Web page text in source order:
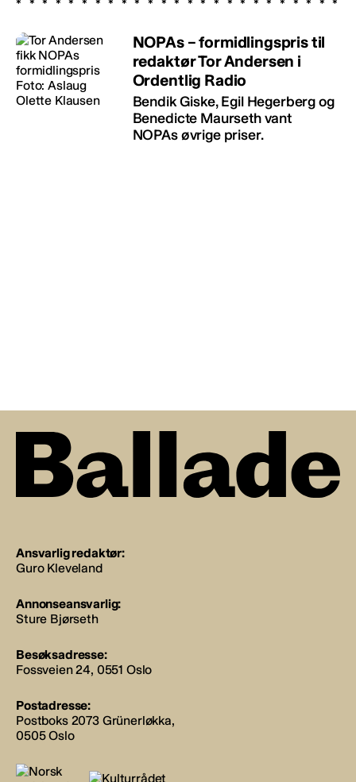
NOPAs – formidlingspris til
redaktør Tor Andersen i
Ordentlig Radio
Bendik Giske, Egil Hegerberg og
Benedicte Maurseth vant
NOPAs øvrige priser.
Ansvarlig redaktør:
Guro Kleveland
Annonseansvarlig:
Sture Bjørseth
Besøksadresse:
Fossveien 24, 0551 Oslo
Postadresse:
Postboks 2073 Grünerløkka,
0505 Oslo